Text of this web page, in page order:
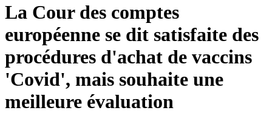
La Cour des comptes
européenne se dit satisfaite des
procédures d'achat de vaccins
'Covid', mais souhaite une
meilleure évaluation